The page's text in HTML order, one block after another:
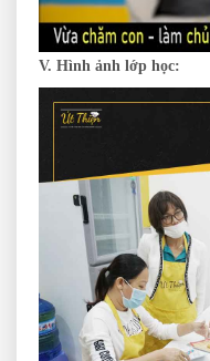
V. Hình ảnh lớp học: